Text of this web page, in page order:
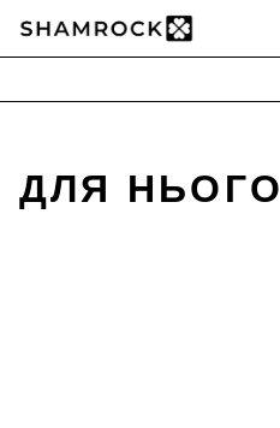
to
shamrock
ДЛЯ НЬОГО